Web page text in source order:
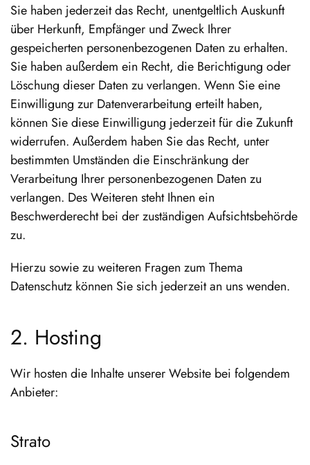
Sie haben jederzeit das Recht, unentgeltlich Auskunft
über Herkunft, Empfänger und Zweck Ihrer
gespeicherten personenbezogenen Daten zu erhalten.
Sie haben außerdem ein Recht, die Berichtigung oder
Löschung dieser Daten zu verlangen. Wenn Sie eine
Einwilligung zur Datenverarbeitung erteilt haben,
können Sie diese Einwilligung jederzeit für die Zukunft
widerrufen. Außerdem haben Sie das Recht, unter
bestimmten Umständen die Einschränkung der
Verarbeitung Ihrer personenbezogenen Daten zu
verlangen. Des Weiteren steht Ihnen ein
Beschwerderecht bei der zuständigen Aufsichtsbehörde
zu.
Hierzu sowie zu weiteren Fragen zum Thema
Datenschutz können Sie sich jederzeit an uns wenden.
2. Hosting
Wir hosten die Inhalte unserer Website bei folgendem
Anbieter:
Strato